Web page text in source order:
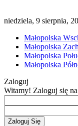
niedziela, 9 sierpnia,
Małopolska
Małopolska
Małopolska
Małopolska
Zaloguj
Witamy! Zaloguj się